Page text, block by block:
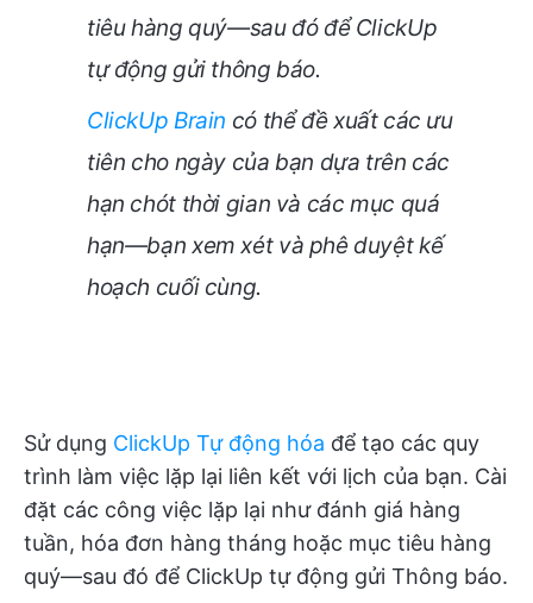
tiêu hàng quý—sau đó để ClickUp
tự động gửi thông báo.
ClickUp Brain có thể đề xuất các ưu
tiên cho ngày của bạn dựa trên các
hạn chót thời gian và các mục quá
hạn—bạn xem xét và phê duyệt kế
hoạch cuối cùng.
Sử dụng ClickUp Tự động hóa để tạo các quy
trình làm việc lặp lại liên kết với lịch của bạn. Cài
đặt các công việc lặp lại như đánh giá hàng
tuần, hóa đơn hàng tháng hoặc mục tiêu hàng
quý—sau đó để ClickUp tự động gửi Thông báo.